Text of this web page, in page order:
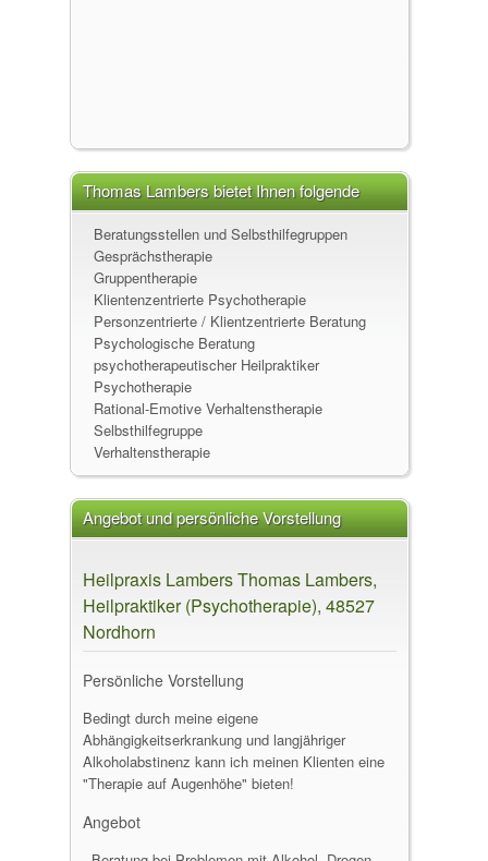
Thomas Lambers bietet Ihnen folgende
Leistungen an
Beratungsstellen und Selbsthilfegruppen
Gesprächstherapie
Gruppentherapie
Klientenzentrierte Psychotherapie
Personzentrierte / Klientzentrierte Beratung
Psychologische Beratung
psychotherapeutischer Heilpraktiker
Psychotherapie
Rational-Emotive Verhaltenstherapie
Selbsthilfegruppe
Verhaltenstherapie
Angebot und persönliche Vorstellung
Heilpraxis Lambers Thomas Lambers,
Heilpraktiker (Psychotherapie), 48527
Nordhorn
Persönliche Vorstellung
Bedingt durch meine eigene
Abhängigkeitserkrankung und langjähriger
Alkoholabstinenz kann ich meinen Klienten eine
"Therapie auf Augenhöhe" bieten!
Angebot